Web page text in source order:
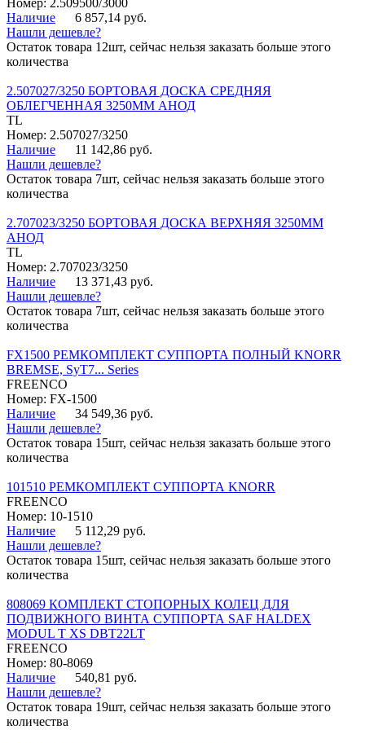
Номер: 2.509500/3000
Наличие
6 857,14 руб.
Нашли дешевле?
Остаток товара 12шт, сейчас нельзя заказать больше этого
количества
2.507027/3250 БОРТОВАЯ ДОСКА СРЕДНЯЯ
ОБЛЕГЧЕННАЯ 3250ММ АНОД
TL
Номер: 2.507027/3250
Наличие
11 142,86 руб.
Нашли дешевле?
Остаток товара 7шт, сейчас нельзя заказать больше этого
количества
2.707023/3250 БОРТОВАЯ ДОСКА ВЕРХНЯЯ 3250ММ
АНОД
TL
Номер: 2.707023/3250
Наличие
13 371,43 руб.
Нашли дешевле?
Остаток товара 7шт, сейчас нельзя заказать больше этого
количества
FX1500 РЕМКОМПЛЕКТ СУППОРТА ПОЛНЫЙ KNORR
BREMSE, SyT7... Series
FREENCO
Номер: FX-1500
Наличие
34 549,36 руб.
Нашли дешевле?
Остаток товара 15шт, сейчас нельзя заказать больше этого
количества
101510 РЕМКОМПЛЕКТ СУППОРТА KNORR
FREENCO
Номер: 10-1510
Наличие
5 112,29 руб.
Нашли дешевле?
Остаток товара 15шт, сейчас нельзя заказать больше этого
количества
808069 КОМПЛЕКТ СТОПОРНЫХ КОЛЕЦ ДЛЯ
ПОДВИЖНОГО ВИНТА СУППОРТА SAF HALDEX
MODUL T XS DBT22LT
FREENCO
Номер: 80-8069
Наличие
540,81 руб.
Нашли дешевле?
Остаток товара 19шт, сейчас нельзя заказать больше этого
количества